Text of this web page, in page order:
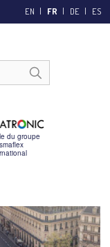
EN FR DE ES